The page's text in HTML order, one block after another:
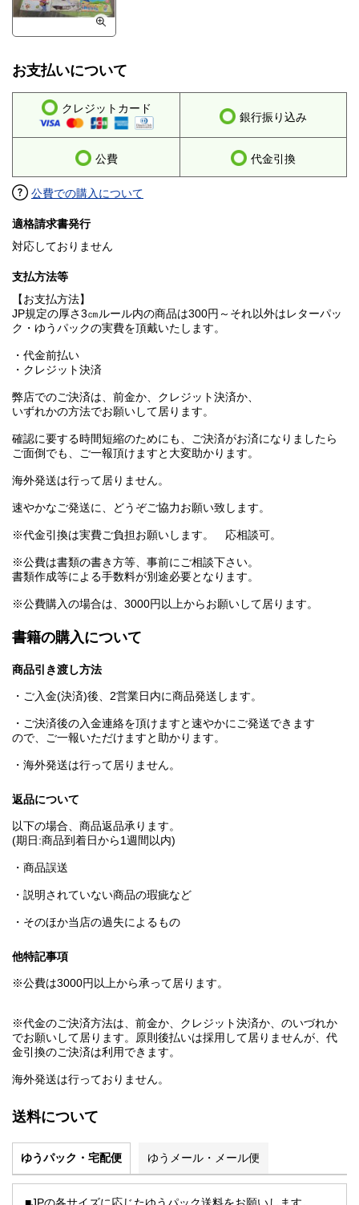
お支払いについて
クレジットカード
銀行振り込み
公費 代金引換
公費での購入について
適格請求書発行
対応しておりません
支払方法等
【お支払方法】
JP規定の厚さ3㎝ルール内の商品は300円～それ以外はレターパッ
ク・ゆうパックの実費を頂戴いたします。
・代金前払い
・クレジット決済
弊店でのご決済は、前金か、クレジット決済か、
いずれかの方法でお願いして居ります。
確認に要する時間短縮のためにも、ご決済がお済になりましたら
ご面倒でも、ご一報頂けますと大変助かります。
海外発送は行って居りません。
速やかなご発送に、どうぞご協力お願い致します。
※代金引換は実費ご負担お願いします。 応相談可。
※公費は書類の書き方等、事前にご相談下さい。
書類作成等による手数料が別途必要となります。
※公費購入の場合は、3000円以上からお願いして居ります。
書籍の購入について
商品引き渡し方法
・ご入金(決済)後、2営業日内に商品発送します。
・ご決済後の入金連絡を頂けますと速やかにご発送できます
ので、ご一報いただけますと助かります。
・海外発送は行って居りません。
返品について
以下の場合、商品返品承ります。
(期日:商品到着日から1週間以内)
・商品誤送
・説明されていない商品の瑕疵など
・そのほか当店の過失によるもの
他特記事項
※公費は3000円以上から承って居ります。
※代金のご決済方法は、前金か、クレジット決済か、のいづれか
でお願いして居ります。原則後払いは採用して居りませんが、代
金引換のご決済は利用できます。
海外発送は行っておりません。
送料について
ゆうパック・宅配便 ゆうメール・メール便